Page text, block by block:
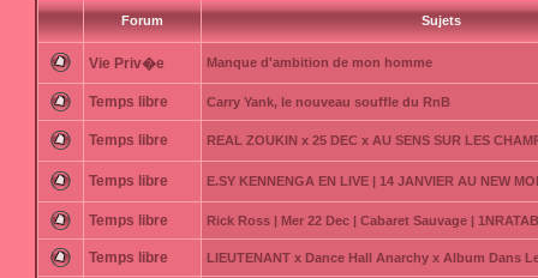
Forum Sujets
Vie Priv�e Manque d'ambition de mon homme
Temps libre Carry Yank, le nouveau souffle du RnB
Temps libre REAL ZOUKIN x 25 DEC x AU SENS SUR LES
Temps libre E.SY KENNENGA EN LIVE | 14 JANVIER AU NEW
Temps libre Rick Ross | Mer 22 Dec | Cabaret Sauvage |
Temps libre LIEUTENANT x Dance Hall Anarchy x Album Dans